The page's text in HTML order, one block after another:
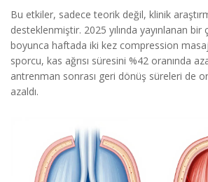
Bu etkiler, sadece teorik değil, klinik
desteklenmiştir. 2025 yılında yayınlanan bir
boyunca haftada iki kez compression
sporcu, kas ağrısı süresini %42 oranında
antrenman sonrası geri dönüş süreleri de
azaldı.